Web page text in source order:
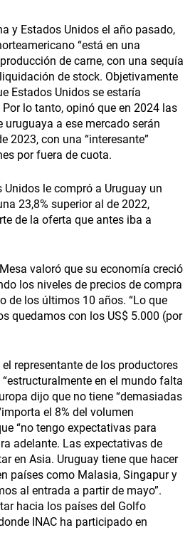
y Estados Unidos el año pasado,
“está en una
de carne, con una sequía
de stock. Objetivamente
Estados Unidos se estaría
Por lo tanto, opinó que en 2024 las
uruguaya a ese mercado serán
2023, con una “interesante”
por fuera de cuota.
Unidos le compró a Uruguay un
23,8% superior al de 2022,
de la oferta que antes iba a
valoró que su economía creció
los niveles de precios de compra
de los últimos 10 años. “Lo que
quedamos con los US$ 5.000 (por
representante de los productores
en el mundo falta
dijo que no tiene “demasiadas
el 8% del volumen
“no tengo expectativas para
adelante. Las expectativas de
en Asia. Uruguay tiene que hacer
países como Malasia, Singapur y
al entrada a partir de mayo”.
hacia los países del Golfo
INAC ha participado en